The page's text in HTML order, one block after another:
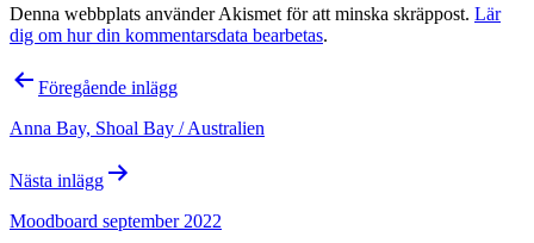
Denna webbplats använder Akismet för att minska skräppost. Lär
dig om hur din kommentarsdata bearbetas.
Inläggsnavigering
Föregående inlägg
Anna Bay, Shoal Bay / Australien
Nästa inlägg
Moodboard september 2022